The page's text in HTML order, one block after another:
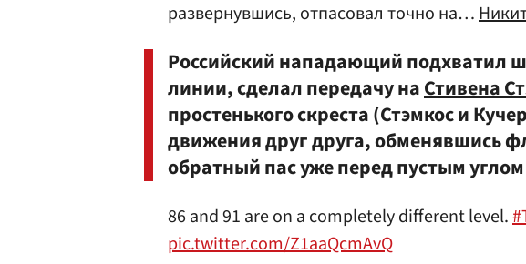
развернувшись, отпасовал точно на…
Российский нападающий подхватил
линии, сделал передачу наСтивена
простенького скреста (Стэмкос и
движения друг друга, обменявшись
обратный пас уже перед пустым
86 and 91 are on a completely different level.
pic.twitter.com/Z1aaQcmAvQ